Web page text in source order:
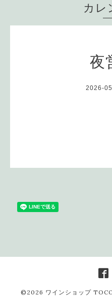
カレ
夜
2026-
©2026 ワインショップ